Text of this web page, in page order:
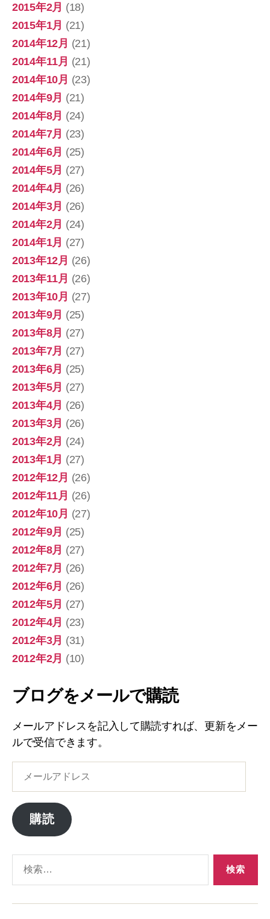
2015年2月 (18)
2015年1月 (21)
2014年12月 (21)
2014年11月 (21)
2014年10月 (23)
2014年9月 (21)
2014年8月 (24)
2014年7月 (23)
2014年6月 (25)
2014年5月 (27)
2014年4月 (26)
2014年3月 (26)
2014年2月 (24)
2014年1月 (27)
2013年12月 (26)
2013年11月 (26)
2013年10月 (27)
2013年9月 (25)
2013年8月 (27)
2013年7月 (27)
2013年6月 (25)
2013年5月 (27)
2013年4月 (26)
2013年3月 (26)
2013年2月 (24)
2013年1月 (27)
2012年12月 (26)
2012年11月 (26)
2012年10月 (27)
2012年9月 (25)
2012年8月 (27)
2012年7月 (26)
2012年6月 (26)
2012年5月 (27)
2012年4月 (23)
2012年3月 (31)
2012年2月 (10)
ブログをメールで購読
メールアドレスを記入して購読すれば、更新をメー
ルで受信できます。
ア
ド
ス
購読
象: